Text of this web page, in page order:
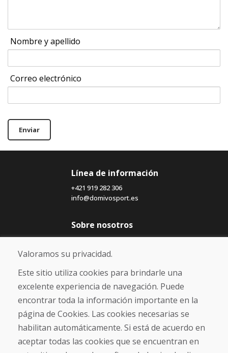
Nombre y apellido
Correo electrónico
Enviar
Línea de información
+421 919 282 306
info@domivosport.es
Sobre nosotros
Blog
Sobre nosotros
Comercio
Contacto
Compra
Tienda electrónica
Envío y pago
NORMAS DE RECLAMACIÓN
Valoramos su privacidad.
Este sitio utiliza cookies para brindarle una
excelente experiencia de navegación. Puede
encontrar toda la información importante en la
página de Cookies. Las cookies necesarias se
habilitan automáticamente. Si está de acuerdo en
aceptar todas las cookies que se encuentran en